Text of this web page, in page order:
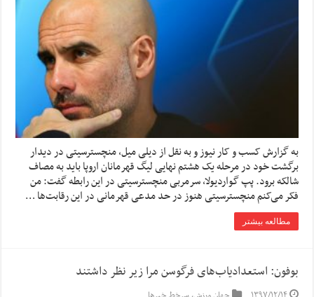
به گزارش کسب و کار نیوز و به نقل از دیلی میل، منچسترسیتی در دیدار
برگشت خود در مرحله یک هشتم نهایی لیگ قهرمانان اروپا باید به مصاف
شالکه برود. پپ گواردیولا، سرمربی منچسترسیتی در این رابطه گفت‌: من
فکر می‌کنم منچسترسیتی هنوز در حد مدعی قهرمانی در این رقابت‌ها …
مطالعه بیشتر
بوفون: استعدادیاب‌های فرگوسن مرا زیر نظر داشتند